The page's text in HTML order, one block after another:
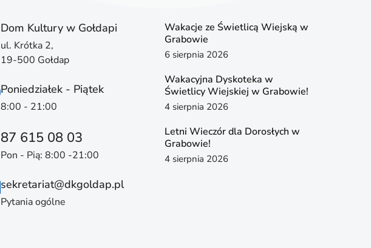
Dom Kultury w Gołdapi
ul. Krótka 2,
19-500 Gołdap
Poniedziałek - Piątek
8:00 - 21:00
87 615 08 03
Pon - Pią: 8:00 -21:00
sekretariat@dkgoldap.pl
Pytania ogólne
Wakacje ze Świetlicą Wiejską w
Grabowie
6 sierpnia 2026
Wakacyjna Dyskoteka w
Świetlicy Wiejskiej w Grabowie!
4 sierpnia 2026
Letni Wieczór dla Dorosłych w
Grabowie!
4 sierpnia 2026